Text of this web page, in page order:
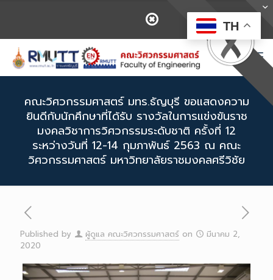
คณะวิศวกรรมศาสตร์ มทร.ธัญบุรี ขอแสดงความ
ยินดีกับนักศึกษาที่ได้รับ รางวัลในการแข่งขันราช
มงคลวิชาการวิศวกรรมระดับชาติ ครั้งที่ 12
ระหว่างวันที่ 12-14 กุมภาพันธ์ 2563 ณ คณะ
วิศวกรรมศาสตร์ มหาวิทยาลัยราชมงคลศรีวิชัย
Published by ผู้ดูแล คณะวิศวกรรมศาสตร์ on
มีนาคม 2,
2020
TH